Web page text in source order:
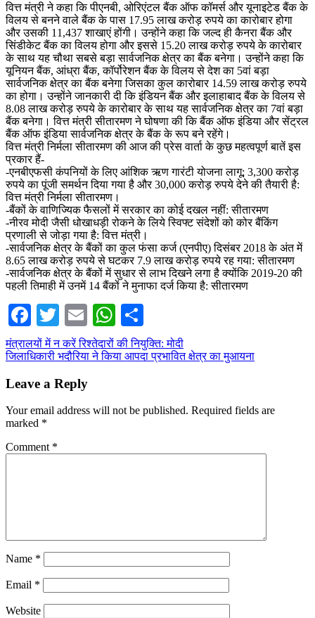
वित्त मंत्री ने कहा कि पीएनबी, ओरिएंटल बैंक ऑफ कॉमर्स और यूनाइटेड बैंक के
विलय से बनने वाले बैंक के पास 17.95 लाख करोड़ रुपये का कारोबार होगा
और उसकी 11,437 शाखाएं होंगी। उन्होंने कहा कि जल्द ही कैनरा बैंक और
सिंडीकेट बैंक का विलय होगा और इससे 15.20 लाख करोड़ रुपये के कारोबार
के साथ यह चौथा सबसे बड़ा सार्वजनिक क्षेत्र का बैंक बनेगा। उन्होंने कहा कि
यूनियन बैंक, आंध्रा बैंक, कॉर्पोरेशन बैंक के विलय से देश का 5वां बड़ा
सार्वजनिक क्षेत्र का बैंक बनेगा जिसका कुल कारोबार 14.59 लाख करोड़ रुपये
का होगा। उन्होंने जानकारी दी कि इंडियन बैंक और इलाहाबाद बैंक के विलय से
8.08 लाख करोड़ रुपये के कारोबार के साथ यह सार्वजनिक क्षेत्र का 7वां बड़ा
बैंक बनेगा। वित्त मंत्री सीतारमण ने घोषणा की कि बैंक ऑफ इंडिया और सेंट्रल
बैंक ऑफ इंडिया सार्वजनिक क्षेत्र के बैंक के रूप बने रहेंगे।
वित्त मंत्री निर्मला सीतारमण की आज की प्रेस वार्ता के कुछ महत्वपूर्ण बातें इस
प्रकार हैं-
-एनबीएफसी कंपनियों के लिए आंशिक ऋण गारंटी योजना लागू; 3,300 करोड़
रुपये का पूंजी समर्थन दिया गया है और 30,000 करोड़ रुपये देने की तैयारी है:
वित्त मंत्री निर्मला सीतारमण।
-बैंकों के वाणिज्यिक फैसलों में सरकार का कोई दखल नहीं: सीतारमण
-नीरव मोदी जैसी धोखाधड़ी रोकने के लिये स्विफ्ट संदेशों को कोर बैंकिंग
प्रणाली से जोड़ा गया है: वित्त मंत्री।
-सार्वजनिक क्षेत्र के बैंकों का कुल फंसा कर्ज (एनपीए) दिसंबर 2018 के अंत में
8.65 लाख करोड़ रुपये से घटकर 7.9 लाख करोड़ रुपये रह गया: सीतारमण
-सार्वजनिक क्षेत्र के बैंकों में सुधार से लाभ दिखने लगा है क्योंकि 2019-20 की
पहली तिमाही में उनमें 14 बैंकों ने मुनाफा दर्ज किया है: सीतारमण
Facebook
TwitterEmailWhatsApp
Post
navigation
मंत्रालयों में न करें रिश्तेदारों की नियुक्ति: मोदी
जिलाधिकारी भदौरिया ने किया आपदा प्रभावित क्षेत्र का मुआयना
Leave a Reply
Your email address will not be published. Required fields are
marked *
Comment *
Name *
Email *
Website